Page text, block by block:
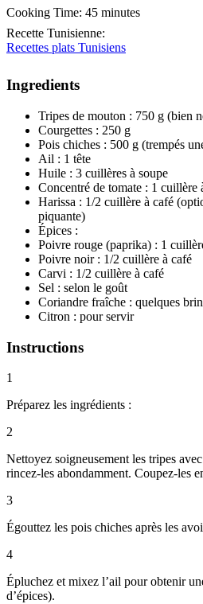
Cooking Time: 45 minutes
Recette Tunisienne:
Recettes plats Tunisiens
Ingredients
Tripes de mouton : 750 g (bien
Courgettes : 250 g
Pois chiches : 500 g (trempés
Ail : 1 tête
Huile : 3 cuillères à soupe
Concentré de tomate : 1 cuillère
Harissa : 1/2 cuillère à café
piquante)
Épices :
Poivre rouge (paprika) : 1
Poivre noir : 1/2 cuillère à café
Carvi : 1/2 cuillère à café
Sel : selon le goût
Coriandre fraîche : quelques
Citron : pour servir
Instructions
1
Préparez les ingrédients :
2
Nettoyez soigneusement les tripes
rincez-les abondamment. Coupez-les
3
Égouttez les pois chiches après les
4
Épluchez et mixez l’ail pour obtenir
d’épices).